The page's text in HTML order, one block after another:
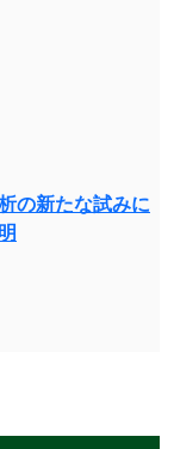
の新たな試みに